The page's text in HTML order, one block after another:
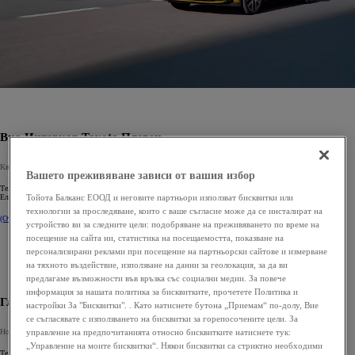
Виа Интеркар Toyota Плевен
Kвартал Дружба 1 - Плевен
Телефон
Електронна поща:sales@via.toyota.bg
(Отваряне на нов прозорец) Повече информация
Глобалкар Toyota Стара Загора
Новозагорскo шосе 59030 - Стара Загора
Телефон
+359 42 919 414
Вашето преживяване зависи от вашия избор
Тойота Балканс ЕООД и неговите партньори използват бисквитки или
технологии за проследяване, които с ваше съгласие може да се инсталират на
устройство ви за следните цели: подобряване на преживяването по време на
посещение на сайта ни, статистика на посещаемостта, показване на
персонализирани реклами при посещение на партньорски сайтове и измерване
на тяхното въздействие, използване на данни за геолокация, за да ви
предлагаме възможности във връзка със социални медии. За повече
информация за нашата политика за бисквитките, прочетете Политика и
настройки За "Бисквитки". . Като натиснете бутона „Приемам“ по-долу, Вие
се съгласявате с използването на бисквитки за горепосочените цели. За
управление на предпочитанията относно бисквитките натиснете тук:
„Управление на моите бисквитки“. Някои бисквитки са стриктно необходими